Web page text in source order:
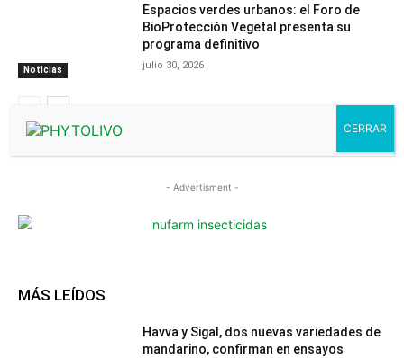
Noticias
Espacios verdes urbanos: el Foro de
BioProtección Vegetal presenta su
programa definitivo
julio 30, 2026
- Advertisment -
MÁS LEÍDOS
Havva y Sigal, dos nuevas variedades de
mandarino, confirman en ensayos